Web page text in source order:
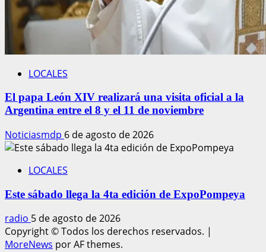
LOCALES
El papa León XIV realizará una visita oficial a la
Argentina entre el 8 y el 11 de noviembre
Noticiasmdp 6 de agosto de 2026
LOCALES
Este sábado llega la 4ta edición de ExpoPompeya
radio 5 de agosto de 2026
Copyright © Todos los derechos reservados. |
MoreNews por AF themes.